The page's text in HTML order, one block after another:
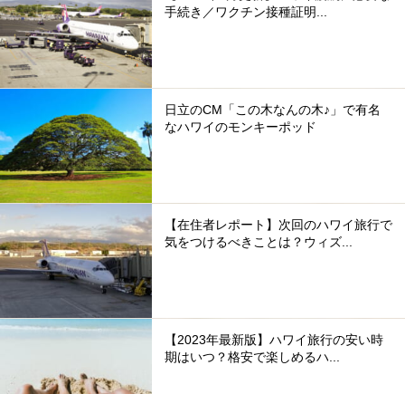
手続き／ワクチン接種証明...
日立のCM「この木なんの木♪」で有名
なハワイのモンキーポッド
【在住者レポート】次回のハワイ旅行で
気をつけるべきことは？ウィズ...
【2023年最新版】ハワイ旅行の安い時
期はいつ？格安で楽しめるハ...